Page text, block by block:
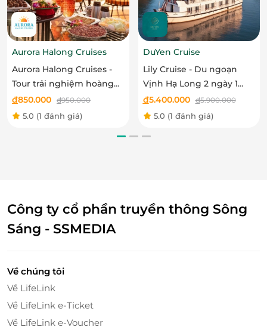
Điều kiện khác:
Áp dụng 01 E-Voucher/E-Coupon cho 01 khách
Một khách hàng được mua nhiều E-Voucher/E-
Coupon
E-Voucher/E-Coupon không có giá trị quy đổi
thành tiền mặt, không trả lại tiền thừa
Không áp dụng đồng thời với chương trình
Nghỉ đêm tại Mũi Né.
Aurora Halong Cruises
Aurora Halong Cruises -
Tour trải nghiệm hoàng
hôn trên vịnh Hạ Long
đ850.000 đ950.000
5.0 (1 đánh giá)
DuYen Cruise
Lily Cruise - Du ngoạn
Vịnh Hạ Long 2 ngày 1
đêm
đ5.400.000 đ5.900.000
5.0 (1 đánh giá)
Công ty cổ phần truyền thông Sông
Sáng - SSMEDIA
Về chúng tôi
Về LifeLink
Về LifeLink e-Ticket
Về LifeLink e-Voucher